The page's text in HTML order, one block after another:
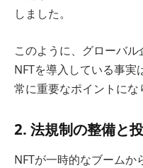
しました。
このように、グローバ
NFTを導入している事
常に重要なポイントにな
2. 法規制の整備と
NFTが一時的なブームか